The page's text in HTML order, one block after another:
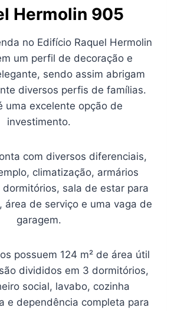
Hermolin 905
no Edifício Raquel Hermolin
um perfil de decoração e
sendo assim abrigam
diversos perfis de famílias.
uma excelente opção de
investimento.
com diversos diferenciais,
climatização, armários
sala de estar para
área de serviço e uma vaga de
garagem.
possuem 124 m² de área útil
divididos em 3 dormitórios,
social, lavabo, cozinha
e dependência completa para